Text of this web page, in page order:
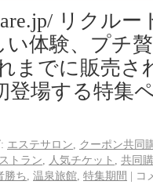
リクル
い体験、プチ
までに販売さ
登場する特集
エステサロン
クーポン共同
トラン 人気チケット
共同
勝ち 温泉旅館 特集期間 | コ